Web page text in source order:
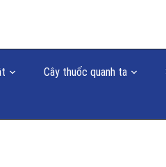
Cây thuốc quanh ta